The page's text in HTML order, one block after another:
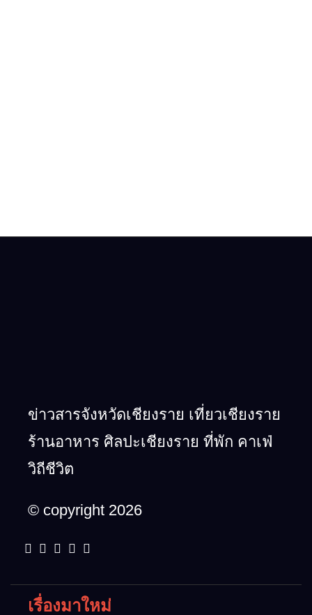
ข่าวสารจังหวัดเชียงราย เที่ยวเชียงราย
ร้านอาหาร ศิลปะเชียงราย ที่พัก คาเฟ่
วิถีชีวิต
© copyright 2026
เรื่องมาใหม่